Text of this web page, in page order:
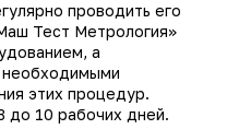
проводить его
Тест Метрология»
а
необходимыми
этих процедур.
до 10 рабочих дней.